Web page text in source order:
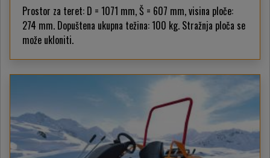
Prostor za teret: D = 1071 mm, Š = 607 mm, visina ploče:
274 mm. Dopuštena ukupna težina: 100 kg. Stražnja ploča se
može ukloniti.